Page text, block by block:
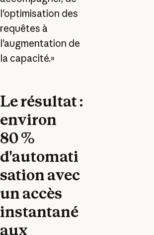
l'optimisation des
requêtes à
l'augmentation de
la capacité.»
Le résultat :
environ
80 %
d'automati
sation avec
un accès
instantané
aux